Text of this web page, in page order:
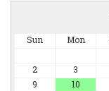
Sun Mon
2
3
9
10